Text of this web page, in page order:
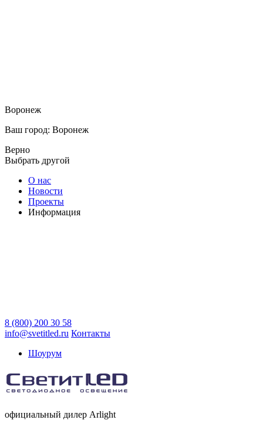
Воронеж
Ваш город: Воронеж
Верно
Выбрать другой
О нас
Новости
Проекты
Информация
8 (800) 200 30 58
info@svetitled.ru Контакты
Шоурум
официальный дилер Arlight